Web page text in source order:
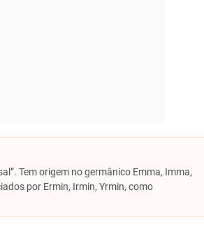
Tem origem no germânico Emma, Imma,
por Ermin, Irmin, Yrmin, como